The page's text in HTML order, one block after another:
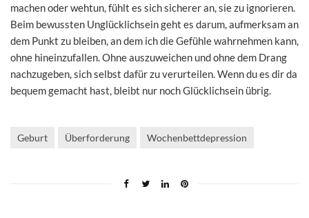
machen oder wehtun, fühlt es sich sicherer an, sie zu ignorieren.
Beim bewussten Unglücklichsein geht es darum, aufmerksam an
dem Punkt zu bleiben, an dem ich die Gefühle wahrnehmen kann,
ohne hineinzufallen. Ohne auszuweichen und ohne dem Drang
nachzugeben, sich selbst dafür zu verurteilen. Wenn du es dir da
bequem gemacht hast, bleibt nur noch Glücklichsein übrig.
Geburt Überforderung Wochenbettdepression